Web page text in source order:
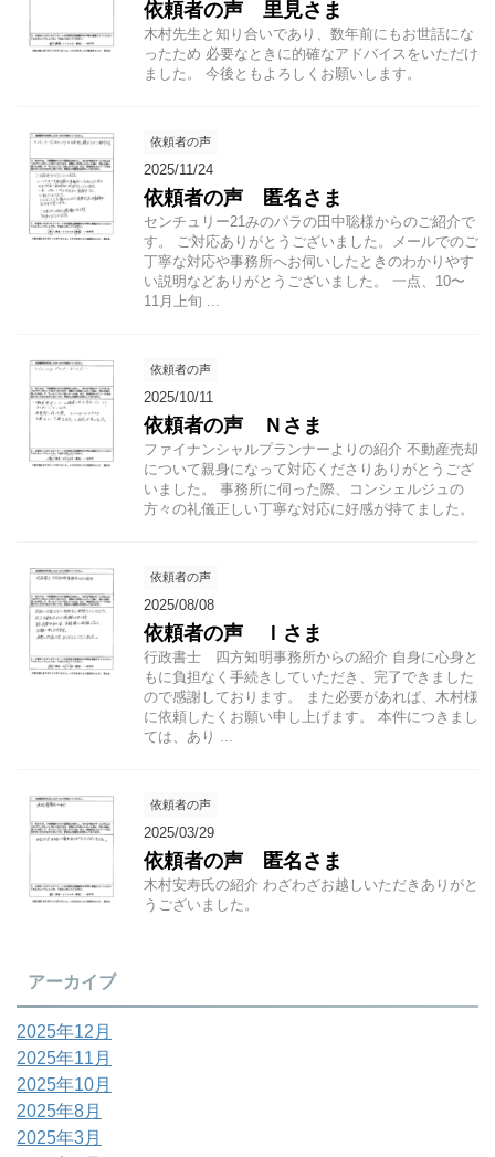
依頼者の声 里見さま
木村先生と知り合いであり、数年前にもお世話にな
ったため 必要なときに的確なアドバイスをいただけ
ました。 今後ともよろしくお願いします。
依頼者の声
2025/11/24
依頼者の声 匿名さま
センチュリー21みのパラの田中聡様からのご紹介で
す。 ご対応ありがとうございました。メールでのご
丁寧な対応や事務所へお伺いしたときのわかりやす
い説明などありがとうございました。 一点、10〜
11月上旬 ...
依頼者の声
2025/10/11
依頼者の声 Ｎさま
ファイナンシャルプランナーよりの紹介 不動産売却
について親身になって対応くださりありがとうござ
いました。 事務所に伺った際、コンシェルジュの
方々の礼儀正しい丁寧な対応に好感が持てました。
依頼者の声
2025/08/08
依頼者の声 Ｉさま
行政書士 四方知明事務所からの紹介 自身に心身と
もに負担なく手続きしていただき、完了できました
ので感謝しております。 また必要があれば、木村様
に依頼したくお願い申し上げます。 本件につきまし
ては、あり ...
依頼者の声
2025/03/29
依頼者の声 匿名さま
木村安寿氏の紹介 わざわざお越しいただきありがと
うございました。
アーカイブ
2025年12月
2025年11月
2025年10月
2025年8月
2025年3月